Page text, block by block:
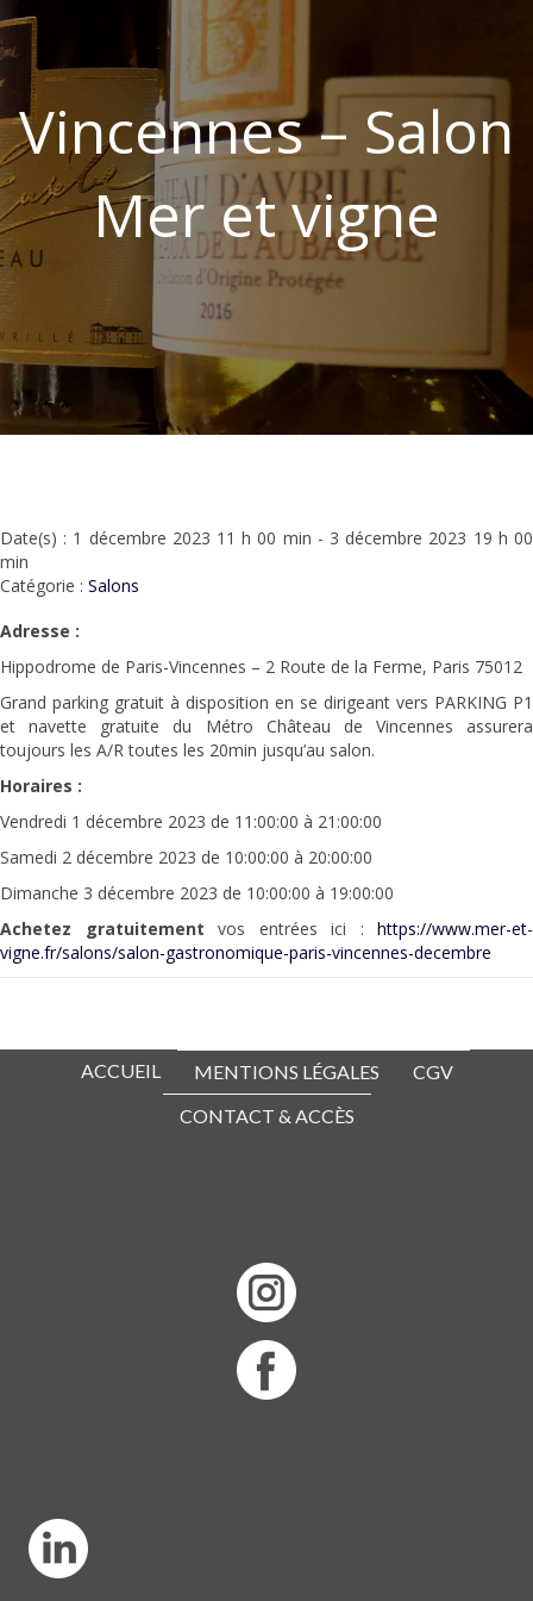
Vincennes – Salon
Mer et vigne
Date(s) : 1 décembre 2023 11 h 00 min - 3 décembre 2023 19 h 00
min
Catégorie : Salons
Adresse :
Hippodrome de Paris-Vincennes – 2 Route de la Ferme, Paris 75012
Grand parking gratuit à disposition en se dirigeant vers PARKING P1
et navette gratuite du Métro Château de Vincennes assurera
toujours les A/R toutes les 20min jusqu’au salon.
Horaires :
Vendredi 1 décembre 2023 de 11:00:00 à 21:00:00
Samedi 2 décembre 2023 de 10:00:00 à 20:00:00
Dimanche 3 décembre 2023 de 10:00:00 à 19:00:00
Achetez gratuitement vos entrées ici : https://www.mer-et-
vigne.fr/salons/salon-gastronomique-paris-vincennes-decembre
ACCUEIL MENTIONS LÉGALES
CGV
CONTACT & ACCÈS